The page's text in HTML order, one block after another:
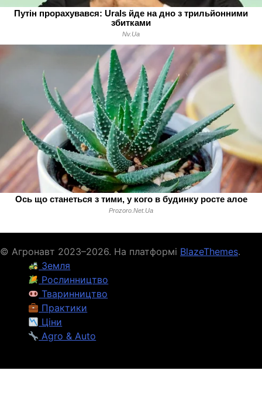
© Агронавт 2023–2026. На платформі BlazeThemes.
Земля
Рослинництво
Тваринництво
Практики
Ціни
Agro & Auto